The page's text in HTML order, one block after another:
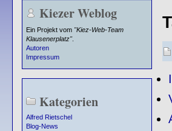
Kiezer Weblog
Ein Projekt vom "Kiez-Web-Team
Klausenerplatz".
Autoren
Impressum
Kategorien
Alfred Rietschel
Blog-News